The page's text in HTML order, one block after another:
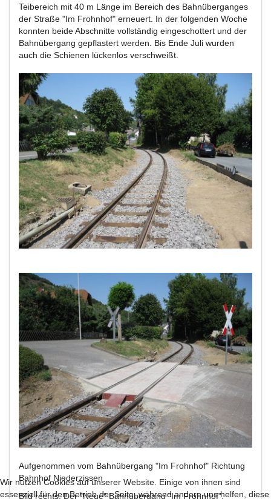
Teibereich mit 40 m Länge im Bereich des Bahnüberganges
der Straße "Im Frohnhof" erneuert. In der folgenden Woche
konnten beide Abschnitte vollständig eingeschottert und der
Bahnübergang gepflastert werden. Bis Ende Juli wurden
auch die Schienen lückenlos verschweißt.
Aufgenommen vom Bahnübergang "Im Frohnhof" Richtung
Bahnhof Niederzissen
Bild rechts: Der "Neue" Bahnübergang "Im Frohnhof",
Wir nutzen Cookies auf unserer Website. Einige von ihnen sind
essenziell für den Betrieb der Seite, während andere uns helfen, diese